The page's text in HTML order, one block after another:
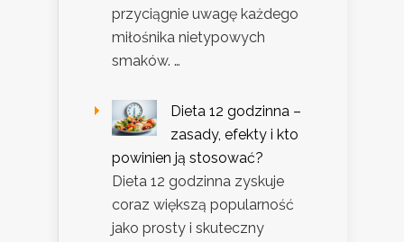
przyciągnie uwagę każdego
miłośnika nietypowych
smaków. …
Dieta 12 godzinna –
zasady, efekty i kto
powinien ją stosować?
Dieta 12 godzinna zyskuje
coraz większą popularność
jako prosty i skuteczny